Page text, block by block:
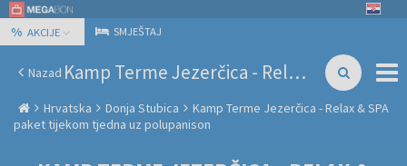
% AKCIJE SMJEŠTAJ
Nazad Kamp Terme Jezerčica - Relax & SPA paket tijekom tjedna uz polupanison
Hrvatska Donja Stubica
Kamp Terme Jezerčica - Relax & SPA
paket tijekom tjedna uz polupanison